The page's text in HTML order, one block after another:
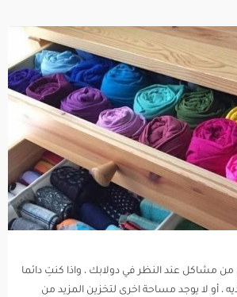
من مشاكل عند النظر في دولابك ، واذا كنتِ دائما
، أو لا يوجد مساحة اخرى لتخزين المزيد من